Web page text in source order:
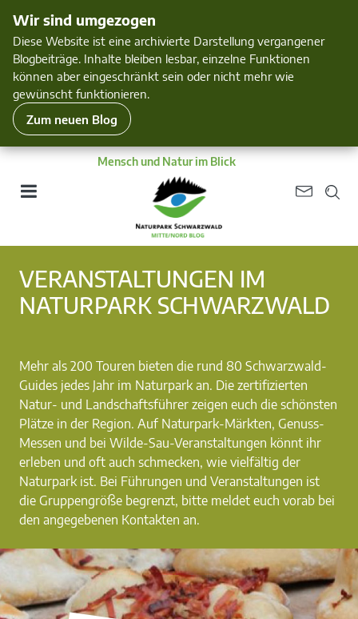
Wir sind umgezogen
Diese Website ist eine archivierte Darstellung vergangener
Blogbeiträge. Inhalte bleiben lesbar, einzelne Funktionen
können aber eingeschränkt sein oder nicht mehr wie
gewünscht funktionieren.
Zum neuen Blog
Mensch und Natur im Blick
VERANSTALTUNGEN IM
NATURPARK SCHWARZWALD
Mehr als 200 Touren bieten die rund 80 Schwarzwald-
Guides jedes Jahr im Naturpark an. Die zertifizierten
Natur- und Landschaftsführer zeigen euch die schönsten
Plätze in der Region. Auf Naturpark-Märkten, Genuss-
Messen und bei Wilde-Sau-Veranstaltungen könnt ihr
erleben und oft auch schmecken, wie vielfältig der
Naturpark ist. Bei Führungen und Veranstaltungen ist
die Gruppengröße begrenzt, bitte meldet euch vorab bei
den angegebenen Kontakten an.